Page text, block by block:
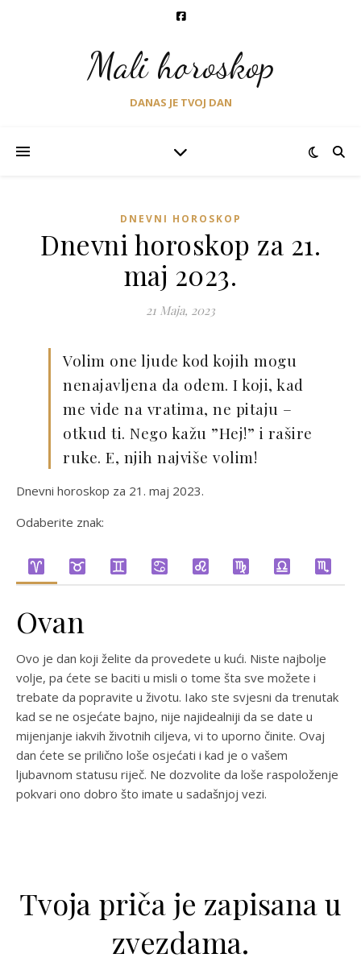
Mali horoskop
DANAS JE TVOJ DAN
DNEVNI HOROSKOP
Dnevni horoskop za 21.
maj 2023.
21 Maja, 2023
Volim one ljude kod kojih mogu
nenajavljena da odem. I koji, kad
me vide na vratima, ne pitaju –
otkud ti. Nego kažu ”Hej!” i rašire
ruke. E, njih najviše volim!
Dnevni horoskop za 21. maj 2023.
Odaberite znak:
Ovan
Ovo je dan koji želite da provedete u kući. Niste najbolje
volje, pa ćete se baciti u misli o tome šta sve možete i
trebate da popravite u životu. Iako ste svjesni da trenutak
kad se ne osjećate bajno, nije najidealniji da se date u
mijenjanje iakvih životnih ciljeva, vi to uporno činite. Ovaj
dan ćete se prilično loše osjećati i kad je o vašem
ljubavnom statusu riječ. Ne dozvolite da loše raspoloženje
pokvari ono dobro što imate u sadašnjoj vezi.
Tvoja priča je zapisana u
zvezdama.